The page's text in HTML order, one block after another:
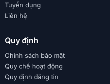
Tuyển dụng
Liên hệ
Quy định
Chính sách bảo mật
Quy chế hoạt động
Quy định đăng tin